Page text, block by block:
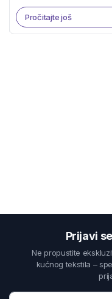
Pročitajte još
Prijavi
Ne propustite
kućnog tekstila –